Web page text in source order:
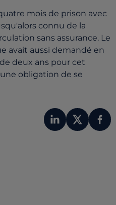
mois de prison avec
connu de la
sans assurance. Le
avait aussi demandé en
deux ans pour cet
obligation de se